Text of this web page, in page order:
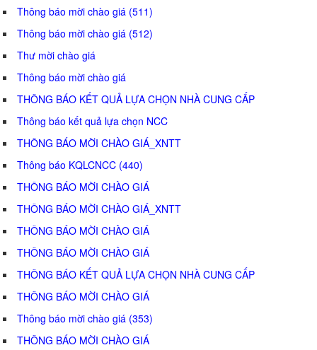
Thông báo mời chào giá (511)
Thông báo mời chào giá (512)
Thư mời chào giá
Thông báo mời chào giá
THÔNG BÁO KẾT QUẢ LỰA CHỌN NHÀ CUNG CẤP
Thông báo kết quả lựa chọn NCC
THÔNG BÁO MỜI CHÀO GIÁ_XNTT
Thông báo KQLCNCC (440)
THÔNG BÁO MỜI CHÀO GIÁ
THÔNG BÁO MỜI CHÀO GIÁ_XNTT
THÔNG BÁO MỜI CHÀO GIÁ
THÔNG BÁO MỜI CHÀO GIÁ
THÔNG BÁO KẾT QUẢ LỰA CHỌN NHÀ CUNG CẤP
THÔNG BÁO MỜI CHÀO GIÁ
Thông báo mời chào giá (353)
THÔNG BÁO MỜI CHÀO GIÁ